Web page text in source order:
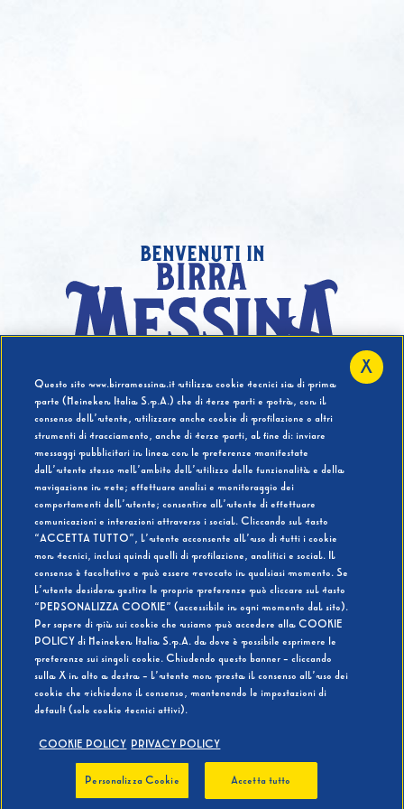
benvenuti in
Hai compiuto 18 Anni?
SI NO
BEVI RESPONSABILMENTE
Questo sito www.birramessina.it utilizza cookie tecnici sia di prima
parte (Heineken Italia S.p.A.) che di terze parti e potrà, con il
consenso dell’utente, utilizzare anche cookie di profilazione o altri
strumenti di tracciamento, anche di terze parti, al fine di: inviare
messaggi pubblicitari in linea con le preferenze manifestate
dall’utente stesso nell’ambito dell’utilizzo delle funzionalità e della
navigazione in rete; effettuare analisi e monitoraggio dei
comportamenti dell’utente; consentire all’utente di effettuare
comunicazioni e interazioni attraverso i social. Cliccando sul tasto
“ACCETTA TUTTO”, l’utente acconsente all’uso di tutti i cookie
non tecnici, inclusi quindi quelli di profilazione, analitici e social. Il
consenso è facoltativo e può essere revocato in qualsiasi momento. Se
l’utente desidera gestire le proprie preferenze può cliccare sul tasto
“PERSONALIZZA COOKIE” (accessibile in ogni momento dal sito).
Per sapere di più sui cookie che usiamo può accedere alla COOKIE
POLICY di Heineken Italia S.p.A. da dove è possibile esprimere le
preferenze sui singoli cookie. Chiudendo questo banner - cliccando
sulla X in alto a destra - l’utente non presta il consenso all’uso dei
cookie che richiedono il consenso, mantenendo le impostazioni di
default (solo cookie tecnici attivi).
COOKIE POLICY PRIVACY POLICY
Personalizza Cookie Accetta tutto
X